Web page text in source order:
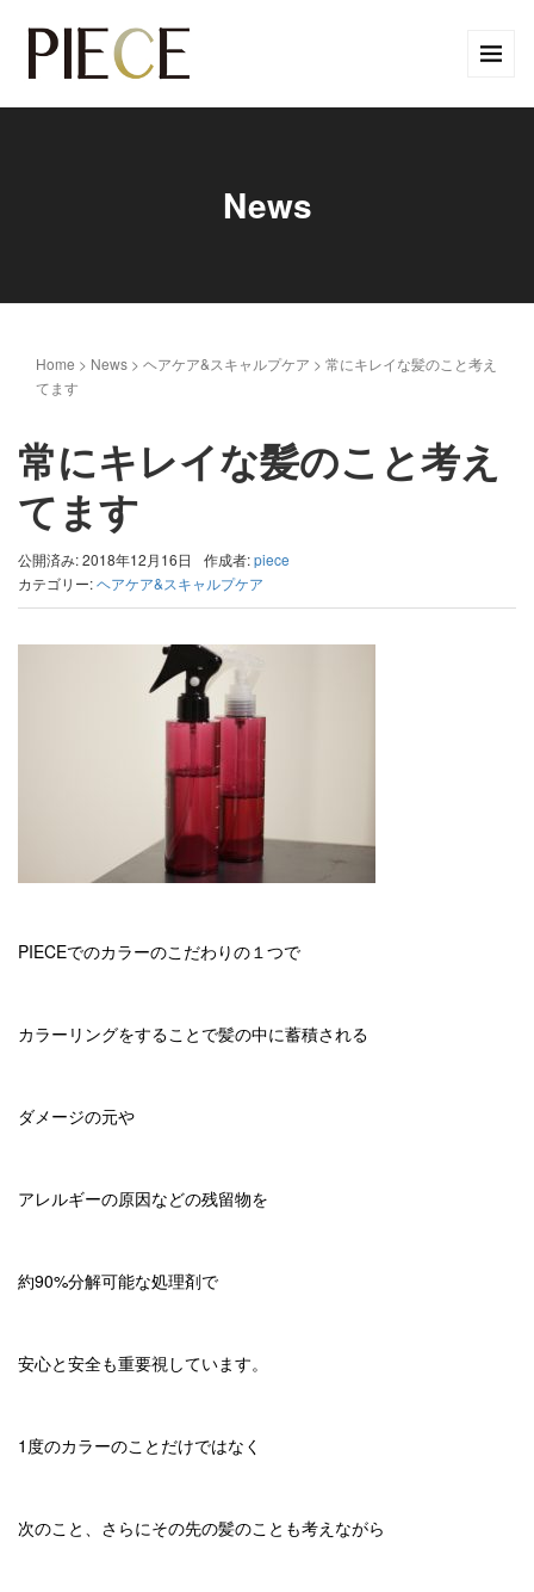
News
Home > News > ヘアケア&スキャルプケア > 常にキレイな髪のこと考え
てます
常にキレイな髪のこと考え
てます
公開済み: 2018年12月16日 作成者:piece
カテゴリー:ヘアケア&スキャルプケア
PIECEでのカラーのこだわりの１つで
カラーリングをすることで髪の中に蓄積される
ダメージの元や
アレルギーの原因などの残留物を
約90%分解可能な処理剤で
安心と安全も重要視しています。
1度のカラーのことだけではなく
次のこと、さらにその先の髪のことも考えながら